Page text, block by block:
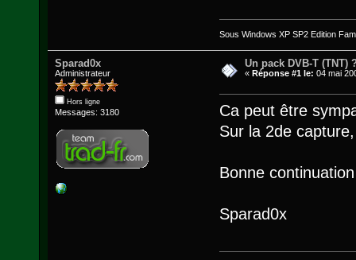
Sous Windows XP SP2 Edition
Sparad0x
Administrateur
Hors ligne
Messages: 3180
Un pack DVB-T (TNT)
«Réponse #1 le: 04 mai
Ca peut être
Sur la 2de
Bonne
Sparad0x